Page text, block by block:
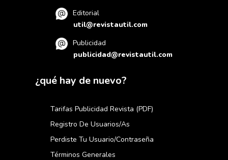
Editorial
util@revistautil.com
Publicidad
publicidad@revistautil.com
¿qué hay de nuevo?
Tarifas Publicidad Revista (PDF)
Registro De Usuarios/as
Perdiste Tu Usuario/contraseña
Términos Generales